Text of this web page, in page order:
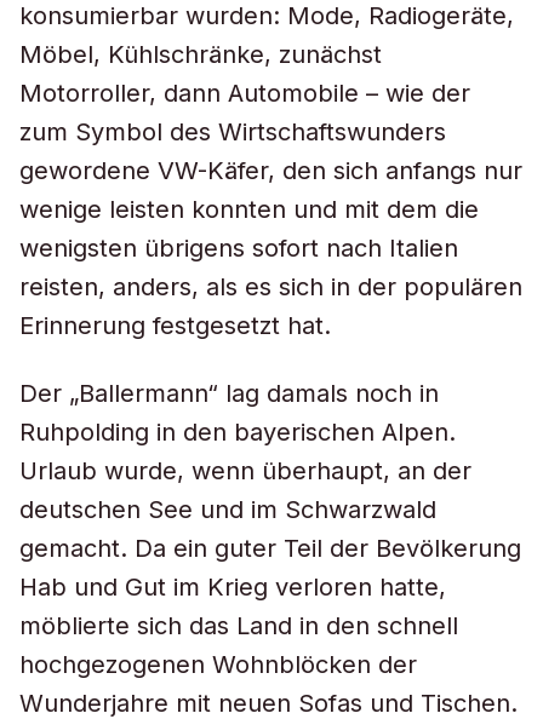
konsumierbar wurden: Mode, Radiogeräte,
Möbel, Kühlschränke, zunächst
Motorroller, dann Automobile – wie der
zum Symbol des Wirtschaftswunders
gewordene VW-Käfer, den sich anfangs nur
wenige leisten konnten und mit dem die
wenigsten übrigens sofort nach Italien
reisten, anders, als es sich in der populären
Erinnerung festgesetzt hat.
Der „Ballermann“ lag damals noch in
Ruhpolding in den bayerischen Alpen.
Urlaub wurde, wenn überhaupt, an der
deutschen See und im Schwarzwald
gemacht. Da ein guter Teil der Bevölkerung
Hab und Gut im Krieg verloren hatte,
möblierte sich das Land in den schnell
hochgezogenen Wohnblöcken der
Wunderjahre mit neuen Sofas und Tischen.